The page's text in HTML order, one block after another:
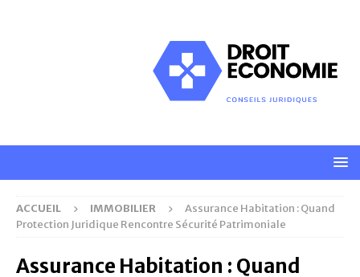
ACCUEIL IMMOBILIER
Assurance Habitation : Quand
Protection Juridique Rencontre Sécurité Patrimoniale
Assurance Habitation : Quand